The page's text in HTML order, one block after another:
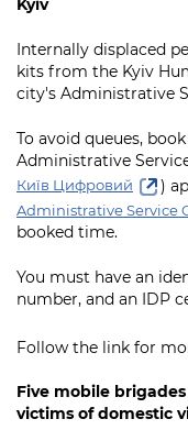
Kyiv
Internally displaced
kits from the Kyiv
city's Administrative
To avoid queues,
Administrative
Київ Цифровий )
Administrative Service
booked time.
You must have an
number, and an IDP
Follow the link for
Five mobile
victims of domestic